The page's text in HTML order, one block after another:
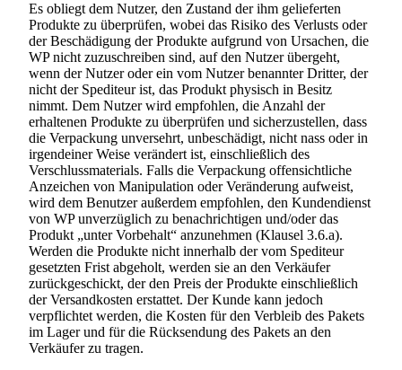
Es obliegt dem Nutzer, den Zustand der ihm gelieferten
Produkte zu überprüfen, wobei das Risiko des Verlusts oder
der Beschädigung der Produkte aufgrund von Ursachen, die
WP nicht zuzuschreiben sind, auf den Nutzer übergeht,
wenn der Nutzer oder ein vom Nutzer benannter Dritter, der
nicht der Spediteur ist, das Produkt physisch in Besitz
nimmt. Dem Nutzer wird empfohlen, die Anzahl der
erhaltenen Produkte zu überprüfen und sicherzustellen, dass
die Verpackung unversehrt, unbeschädigt, nicht nass oder in
irgendeiner Weise verändert ist, einschließlich des
Verschlussmaterials. Falls die Verpackung offensichtliche
Anzeichen von Manipulation oder Veränderung aufweist,
wird dem Benutzer außerdem empfohlen, den Kundendienst
von WP unverzüglich zu benachrichtigen und/oder das
Produkt „unter Vorbehalt“ anzunehmen (Klausel 3.6.a).
Werden die Produkte nicht innerhalb der vom Spediteur
gesetzten Frist abgeholt, werden sie an den Verkäufer
zurückgeschickt, der den Preis der Produkte einschließlich
der Versandkosten erstattet. Der Kunde kann jedoch
verpflichtet werden, die Kosten für den Verbleib des Pakets
im Lager und für die Rücksendung des Pakets an den
Verkäufer zu tragen.